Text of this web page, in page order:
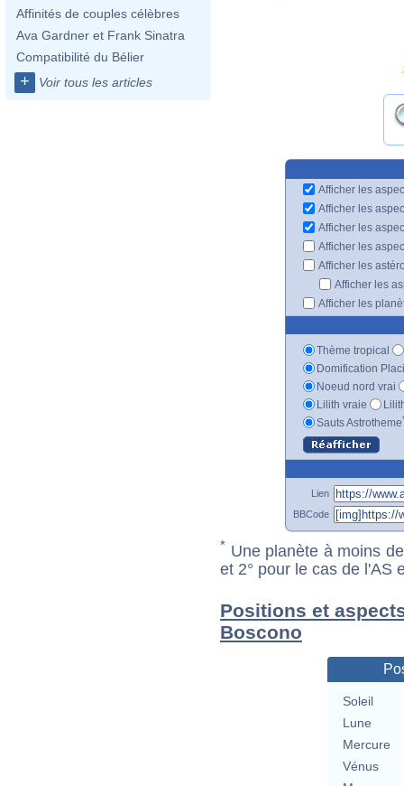
Affinités de couples célèbres
Ava Gardner et Frank Sinatra
Compatibilité du Bélier
+ Voir tous les articles
Afficher les
Afficher les
Afficher les
Afficher les
Afficher les
Afficher les
Afficher les
Thème tropical
Domification
Noeud nord vrai
Lilith vraie
Sauts Astrotheme
Lien
BBCode
* Une planète à moins
et 2° pour le cas de l'AS
Positions et
Boscono
Soleil
Lune
Mercure
Vénus